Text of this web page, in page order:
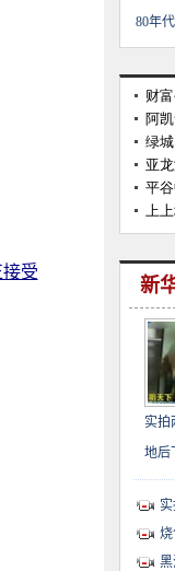
受
80年
新
实拍
地后